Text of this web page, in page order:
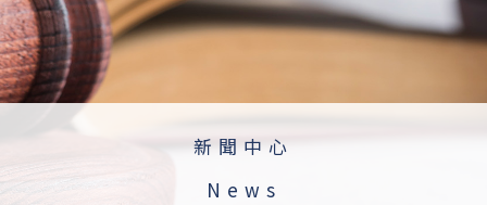
容
新聞中心
News